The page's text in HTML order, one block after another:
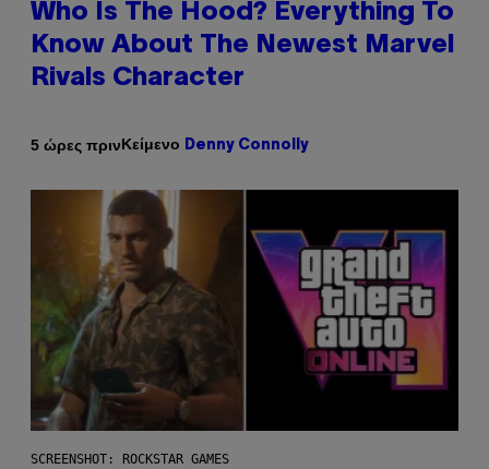
Who Is The Hood? Everything To
Know About The Newest Marvel
Rivals Character
5 ώρες πρινΚείμενο Denny Connolly
SCREENSHOT: ROCKSTAR GAMES